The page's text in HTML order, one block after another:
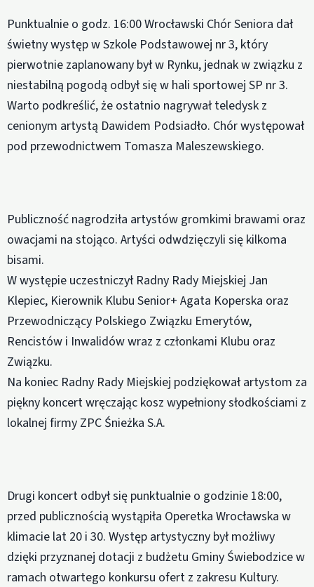
Punktualnie o godz. 16:00 Wrocławski Chór Seniora dał
świetny występ w Szkole Podstawowej nr 3, który
pierwotnie zaplanowany był w Rynku, jednak w związku z
niestabilną pogodą odbył się w hali sportowej SP nr 3.
Warto podkreślić, że ostatnio nagrywał teledysk z
cenionym artystą Dawidem Podsiadło. Chór występował
pod przewodnictwem Tomasza Maleszewskiego.
Publiczność nagrodziła artystów gromkimi brawami oraz
owacjami na stojąco. Artyści odwdzięczyli się kilkoma
bisami.
W występie uczestniczył Radny Rady Miejskiej Jan
Klepiec, Kierownik Klubu Senior+ Agata Koperska oraz
Przewodniczący Polskiego Związku Emerytów,
Rencistów i Inwalidów wraz z członkami Klubu oraz
Związku.
Na koniec Radny Rady Miejskiej podziękował artystom za
piękny koncert wręczając kosz wypełniony słodkościami z
lokalnej firmy ZPC Śnieżka S.A.
Drugi koncert odbył się punktualnie o godzinie 18:00,
przed publicznością wystąpiła Operetka Wrocławska w
klimacie lat 20 i 30. Występ artystyczny był możliwy
dzięki przyznanej dotacji z budżetu Gminy Świebodzice w
ramach otwartego konkursu ofert z zakresu Kultury.